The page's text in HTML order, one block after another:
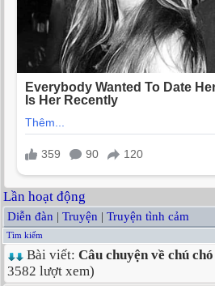
Lần hoạt động
Diễn đàn | Truyện | Truyện tình cảm
Tìm kiếm
Bài viết: Câu chuyện về chú
3582 lượt xem)